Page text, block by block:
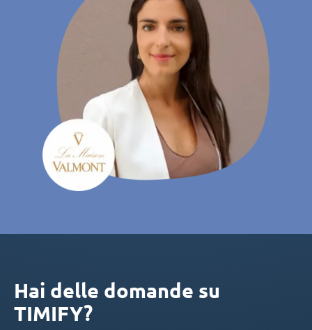
Hai delle domande su
TIMIFY?